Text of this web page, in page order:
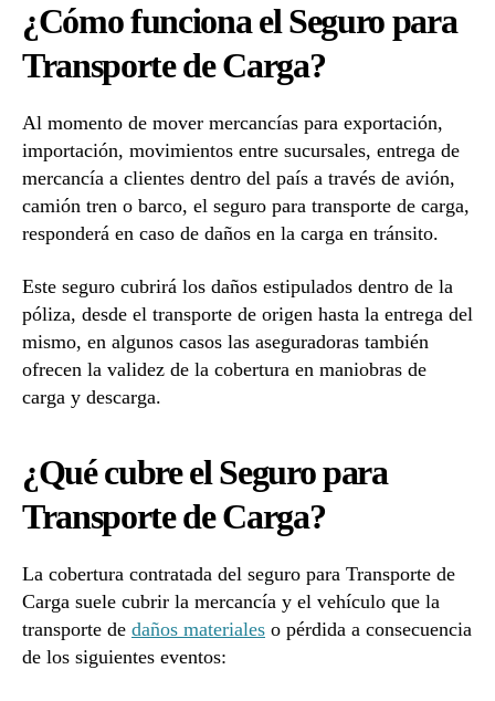
¿Cómo funciona el Seguro para
Transporte de Carga?
Al momento de mover mercancías para exportación,
importación, movimientos entre sucursales, entrega de
mercancía a clientes dentro del país a través de avión,
camión tren o barco, el seguro para transporte de carga,
responderá en caso de daños en la carga en tránsito.
Este seguro cubrirá los daños estipulados dentro de la
póliza, desde el transporte de origen hasta la entrega del
mismo, en algunos casos las aseguradoras también
ofrecen la validez de la cobertura en maniobras de
carga y descarga.
¿Qué cubre el Seguro para
Transporte de Carga?
La cobertura contratada del seguro para Transporte de
Carga suele cubrir la mercancía y el vehículo que la
transporte de daños materiales o pérdida a consecuencia
de los siguientes eventos: